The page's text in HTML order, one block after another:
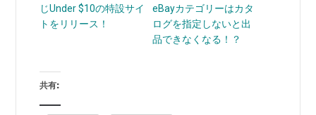
じUnder $10の特設サイ
トをリリース！
eBayカテゴリーはカタ
ログを指定しないと出
品できなくなる！？
共有: